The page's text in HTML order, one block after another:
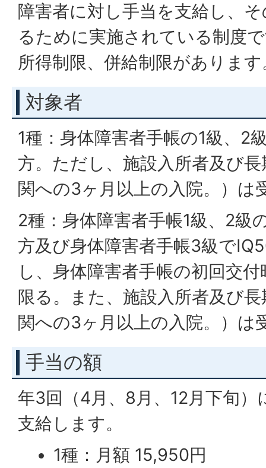
障害者に対し手当を支給し、
るために実施されている制度
所得制限、併給制限があります
対象者
1種：身体障害者手帳の1級、2
方。ただし、施設入所者及び
関への3ヶ月以上の入院。）は
2種：身体障害者手帳1級、2級
方及び身体障害者手帳3級で
し、身体障害者手帳の初回交
限る。また、施設入所者及び
関への3ヶ月以上の入院。）は
手当の額
年3回（4月、8月、12月下旬）
支給します。
1種：月額 15,950円